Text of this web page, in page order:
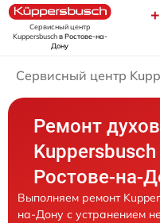
Сервисный центр
Kuppersbuschв Ростове-на-
Дону
Сервисный центр
Ремонт
Ростове-на-
Выполняем ремонт
на-Дону с устранением